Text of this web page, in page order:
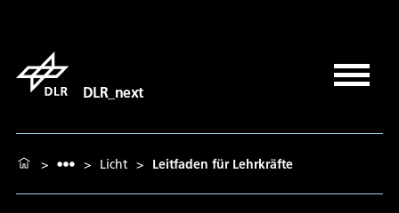
DLR_next
> > Licht > Leitfaden für Lehrkräfte